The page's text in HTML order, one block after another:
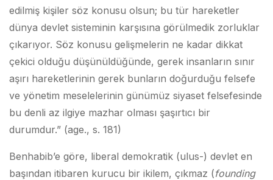
edilmiş kişiler söz konusu olsun; bu tür hareketler
dünya devlet sisteminin karşısına görülmedik zorluklar
çıkarıyor. Söz konusu gelişmelerin ne kadar dikkat
çekici olduğu düşünüldüğünde, gerek insanların sınır
aşırı hareketlerinin gerek bunların doğurduğu felsefe
ve yönetim meselelerinin günümüz siyaset felsefesinde
bu denli az ilgiye mazhar olması şaşırtıcı bir
durumdur.” (age., s. 181)
Benhabib’e göre, liberal demokratik (ulus-) devlet en
başından itibaren kurucu bir ikilem, çıkmaz (founding